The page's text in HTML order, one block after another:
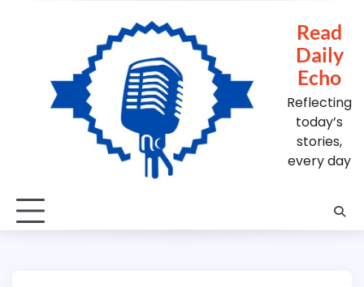
Read
Daily
Echo
Reflecting
today’s
stories,
every day